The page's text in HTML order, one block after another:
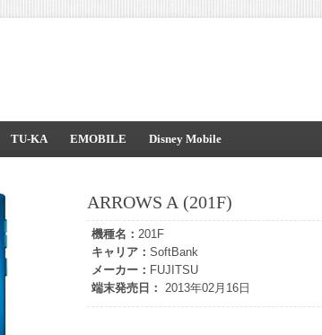
TU-KA EMOBILE Disney Mobile
ARROWS A (201F)
機種名： 201F
キャリア： SoftBank
メーカー： FUJITSU
端末発売日： 2013年02月16日